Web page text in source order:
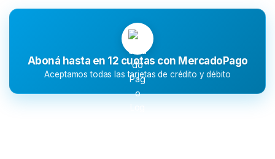
Aboná hasta en 12 cuotas con MercadoPago
Aceptamos todas las tarjetas de crédito y débito